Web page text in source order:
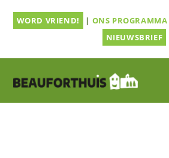
naarWORD VRIEND! | ONS PROGRAMMA
NIEUWSBRIEF